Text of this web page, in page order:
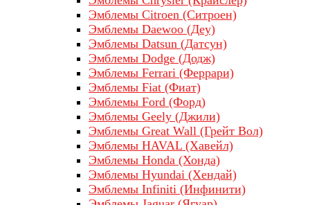
Эмблемы Citroen (Ситроен)
Эмблемы Daewoo (Деу)
Эмблемы Datsun (Датсун)
Эмблемы Dodge (Додж)
Эмблемы Ferrari (Феррари)
Эмблемы Fiat (Фиат)
Эмблемы Ford (Форд)
Эмблемы Geely (Джили)
Эмблемы Great Wall (Грейт Вол)
Эмблемы HAVAL (Хавейл)
Эмблемы Honda (Хонда)
Эмблемы Hyundai (Хендай)
Эмблемы Infiniti (Инфинити)